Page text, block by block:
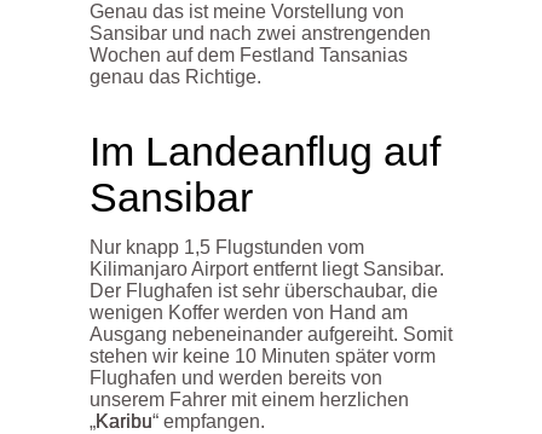
Genau das ist meine Vorstellung von
Sansibar und nach zwei anstrengenden
Wochen auf dem Festland Tansanias
genau das Richtige.
Im Landeanflug auf
Sansibar
Nur knapp 1,5 Flugstunden vom
Kilimanjaro Airport entfernt liegt Sansibar.
Der Flughafen ist sehr überschaubar, die
wenigen Koffer werden von Hand am
Ausgang nebeneinander aufgereiht. Somit
stehen wir keine 10 Minuten später vorm
Flughafen und werden bereits von
unserem Fahrer mit einem herzlichen
„Karibu“ empfangen.